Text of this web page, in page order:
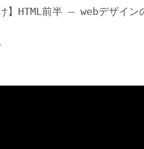
】HTML前半 – webデザイン